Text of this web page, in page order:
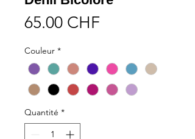
65.00 CHF
Couleur *
Quantité *